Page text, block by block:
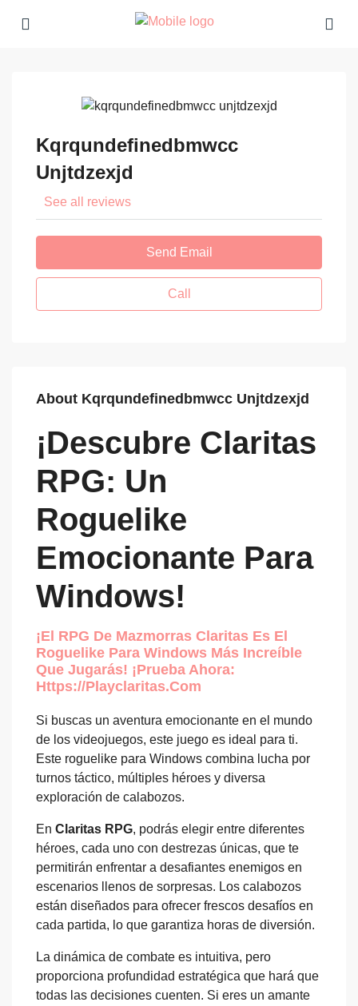
Kqrqundefinedbmwcc
Unjtdzexjd
See all reviews
Send Email
Call
About Kqrqundefinedbmwcc Unjtdzexjd
¡Descubre Claritas
RPG: Un
Roguelike
Emocionante Para
Windows!
¡El RPG De Mazmorras Claritas Es El
Roguelike Para Windows Más Increíble
Que Jugarás! ¡Prueba Ahora:
Https://playclaritas.com
Si buscas un aventura emocionante en el mundo
de los videojuegos, este juego es ideal para ti.
Este roguelike para Windows combina lucha por
turnos táctico, múltiples héroes y diversa
exploración de calabozos.
En Claritas RPG, podrás elegir entre diferentes
héroes, cada uno con destrezas únicas, que te
permitirán enfrentar a desafiantes enemigos en
escenarios llenos de sorpresas. Los calabozos
están diseñados para ofrecer frescos desafíos en
cada partida, lo que garantiza horas de diversión.
La dinámica de combate es intuitiva, pero
proporciona profundidad estratégica que hará que
todas las decisiones cuenten. Si eres un amante